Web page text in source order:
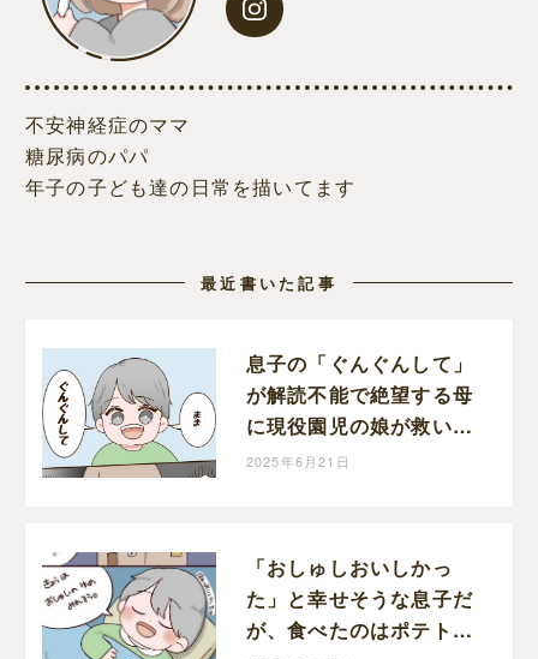
不安神経症のママ
糖尿病のパパ
年子の子ども達の日常を描いてます
最近書いた記事
息子の「ぐんぐんして」
が解読不能で絶望する母
に現役園児の娘が救いの
手を差し伸べる｜和栗家
2025年6月21日
「おしゅしおいしかっ
た」と幸せそうな息子だ
が、食べたのはポテトと